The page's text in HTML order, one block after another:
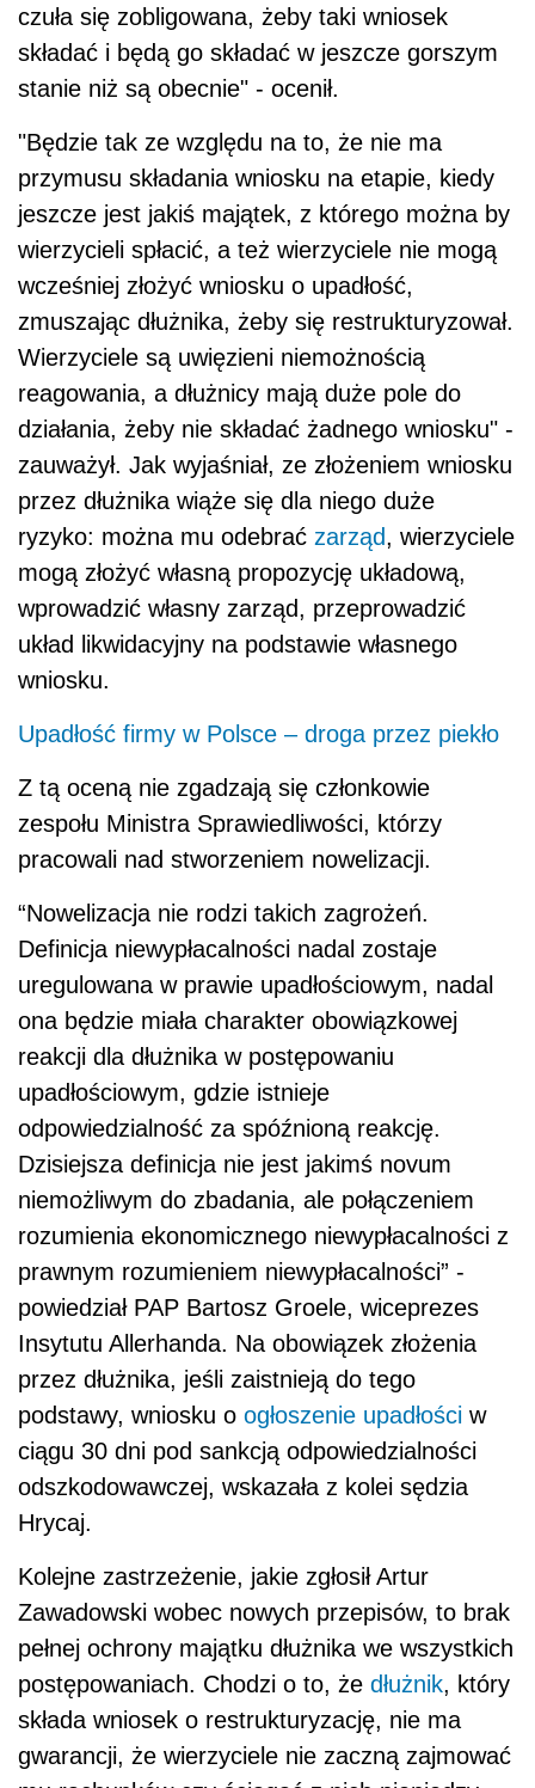
czuła się zobligowana, żeby taki wniosek
składać i będą go składać w jeszcze gorszym
stanie niż są obecnie" - ocenił.
"Będzie tak ze względu na to, że nie ma
przymusu składania wniosku na etapie, kiedy
jeszcze jest jakiś majątek, z którego można by
wierzycieli spłacić, a też wierzyciele nie mogą
wcześniej złożyć wniosku o upadłość,
zmuszając dłużnika, żeby się restrukturyzował.
Wierzyciele są uwięzieni niemożnością
reagowania, a dłużnicy mają duże pole do
działania, żeby nie składać żadnego wniosku" -
zauważył. Jak wyjaśniał, ze złożeniem wniosku
przez dłużnika wiąże się dla niego duże
ryzyko: można mu odebrać zarząd, wierzyciele
mogą złożyć własną propozycję układową,
wprowadzić własny zarząd, przeprowadzić
układ likwidacyjny na podstawie własnego
wniosku.
Upadłość firmy w Polsce – droga przez piekło
Z tą oceną nie zgadzają się członkowie
zespołu Ministra Sprawiedliwości, którzy
pracowali nad stworzeniem nowelizacji.
“Nowelizacja nie rodzi takich zagrożeń.
Definicja niewypłacalności nadal zostaje
uregulowana w prawie upadłościowym, nadal
ona będzie miała charakter obowiązkowej
reakcji dla dłużnika w postępowaniu
upadłościowym, gdzie istnieje
odpowiedzialność za spóźnioną reakcję.
Dzisiejsza definicja nie jest jakimś novum
niemożliwym do zbadania, ale połączeniem
rozumienia ekonomicznego niewypłacalności z
prawnym rozumieniem niewypłacalności” -
powiedział PAP Bartosz Groele, wiceprezes
Insytutu Allerhanda. Na obowiązek złożenia
przez dłużnika, jeśli zaistnieją do tego
podstawy, wniosku o ogłoszenie upadłości w
ciągu 30 dni pod sankcją odpowiedzialności
odszkodowawczej, wskazała z kolei sędzia
Hrycaj.
Kolejne zastrzeżenie, jakie zgłosił Artur
Zawadowski wobec nowych przepisów, to brak
pełnej ochrony majątku dłużnika we wszystkich
postępowaniach. Chodzi o to, że dłużnik, który
składa wniosek o restrukturyzację, nie ma
gwarancji, że wierzyciele nie zaczną zajmować